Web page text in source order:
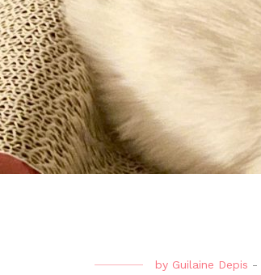
by Guilaine Depis -